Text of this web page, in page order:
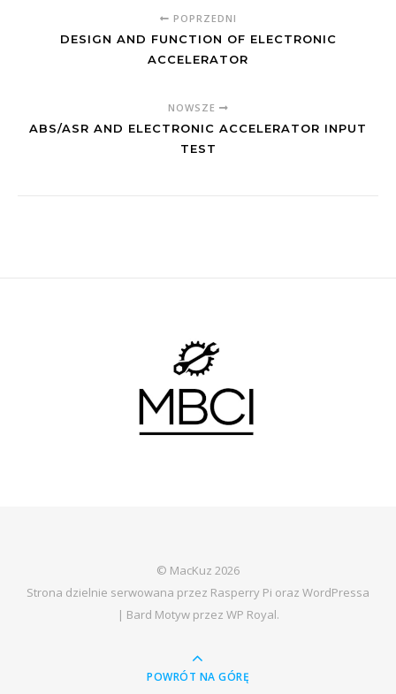
POPRZEDNI
DESIGN AND FUNCTION OF ELECTRONIC
ACCELERATOR
NOWSZE
ABS/ASR AND ELECTRONIC ACCELERATOR INPUT
TEST
© MacKuz 2026
Strona dzielnie serwowana przez Rasperry Pi oraz WordPressa
| Bard Motyw przez WP Royal.
POWRÓT NA GÓRĘ